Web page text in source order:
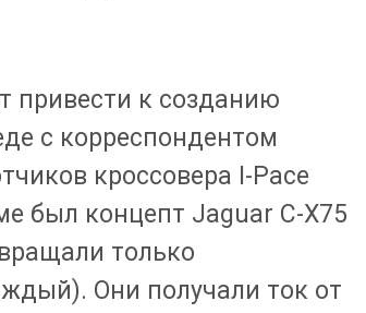
привести к созданию
с корреспондентом
кроссовера I-Pace
был концепт Jaguar C-X75
только
Они получали ток от